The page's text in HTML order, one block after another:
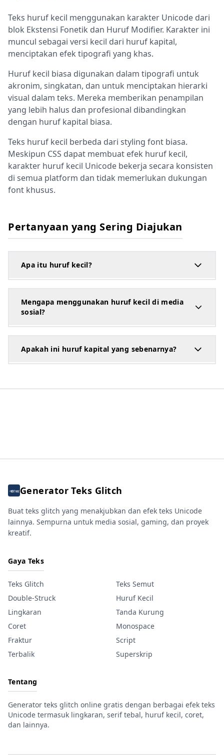
Teks huruf kecil menggunakan karakter Unicode dari
blok Ekstensi Fonetik dan Huruf Modifier. Karakter ini
muncul sebagai versi kecil dari huruf kapital,
menciptakan efek tipografi yang khas.
Huruf kecil biasa digunakan dalam tipografi untuk
akronim, singkatan, dan untuk menciptakan hierarki
visual dalam teks. Mereka memberikan penampilan
yang lebih halus dan profesional dibandingkan
dengan huruf kapital biasa.
Teks huruf kecil berbeda dari styling font biasa.
Meskipun CSS dapat membuat efek huruf kecil,
karakter huruf kecil Unicode bekerja secara konsisten
di semua platform dan tidak memerlukan dukungan
font khusus.
Pertanyaan yang Sering Diajukan
Apa itu huruf kecil?
Mengapa menggunakan huruf kecil di media
sosial?
Apakah ini huruf kapital yang sebenarnya?
Generator Teks Glitch
Buat teks glitch yang menakjubkan dan efek teks Unicode
lainnya. Sempurna untuk media sosial, gaming, dan proyek
kreatif.
Gaya Teks
Teks Glitch
Teks Semut
Double-Struck
Huruf Kecil
Lingkaran
Tanda Kurung
Coret
Monospace
Fraktur
Script
Terbalik
Superskrip
Tentang
Generator teks glitch online gratis dengan berbagai efek teks
Unicode termasuk lingkaran, serif tebal, huruf kecil, coret,
dan lainnya.